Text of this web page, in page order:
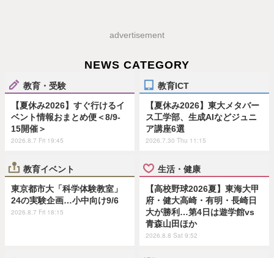
advertisement
NEWS CATEGORY
教育・受験
【夏休み2026】すぐ行けるイ
ベント情報おまとめ便＜8/9-
15開催＞
2026.8.7 Fri 19:45
教育ICT
【夏休み2026】東大メタバー
ス工学部、生成AIなどジュニ
ア講座6選
2026.7.30 Thu 11:15
教育イベント
東京都市大「科学体験教室」
24の実験企画…小中向け9/6
2026.8.7 Fri 18:15
生活・健康
【高校野球2026夏】東海大甲
府・健大高崎・有明・長崎日
大が勝利…第4日は遊学館vs
青森山田ほか
2026.8.8 Sat 9:52